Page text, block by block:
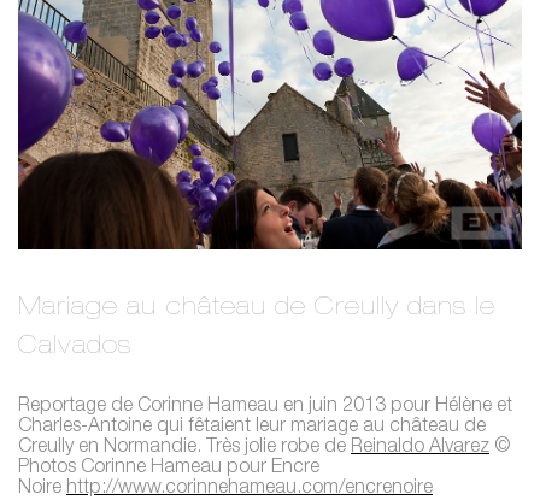
Mariage au château de Creully dans le
Calvados
Reportage de Corinne Hameau en juin 2013 pour Hélène et
Charles-Antoine qui fêtaient leur mariage au château de
Creully en Normandie. Très jolie robe de Reinaldo Alvarez ©
Photos Corinne Hameau pour Encre
Noire http://www.corinnehameau.com/encrenoire